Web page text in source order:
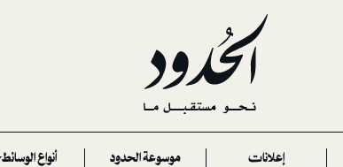
إعلانات موسوعة الحدود أنواع الوسائط